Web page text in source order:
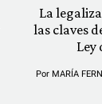
La
las claves
Ley
Por MARÍA